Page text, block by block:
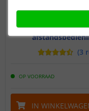
Luxe touch
(3
OP VOORRAAD
IN